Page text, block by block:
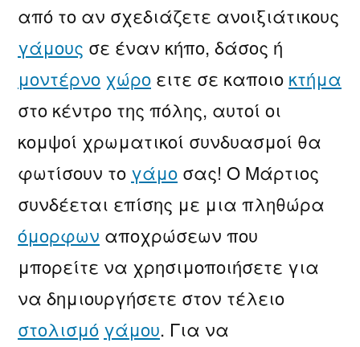
από το αν σχεδιάζετε ανοιξιάτικους
γάμους σε έναν κήπο, δάσος ή
μοντέρνο χώρο ειτε σε καποιο κτήμα
στο κέντρο της πόλης, αυτοί οι
κομψοί χρωματικοί συνδυασμοί θα
φωτίσουν το γάμο σας! Ο Μάρτιος
συνδέεται επίσης με μια πληθώρα
όμορφων αποχρώσεων που
μπορείτε να χρησιμοποιήσετε για
να δημιουργήσετε στον τέλειο
στολισμό γάμου. Για να